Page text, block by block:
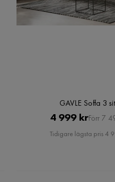
GAVLE Soffa 3
Pris
4 999 kr
Pris
Förr 7
Tidigare lägsta pris 4